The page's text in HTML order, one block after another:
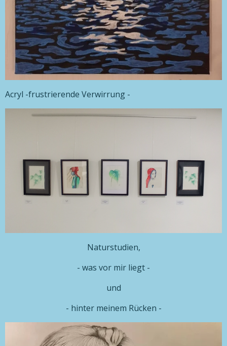
Acryl -frustrierende Verwirrung -
Naturstudien,
- was vor mir liegt -
und
- hinter meinem Rücken -